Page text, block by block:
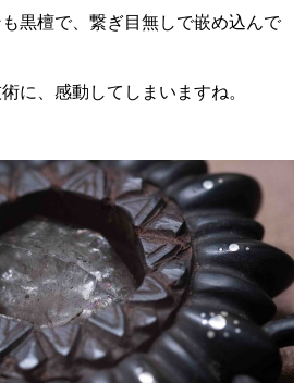
黒檀で、繋ぎ目無しで嵌め込んで
に、感動してしまいますね。